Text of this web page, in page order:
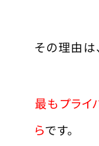
その理由は
最もプラ
らです。